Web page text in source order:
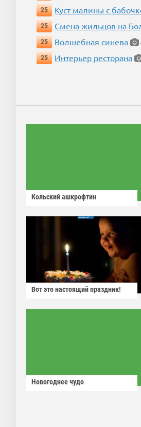
25
Куст малины с
25
Смена жильцов на
25
Волшебная синева
25
Интерьер ресторана
Кольский ашкрофтин
Вот это настоящий праздник!
Новогоднее чудо